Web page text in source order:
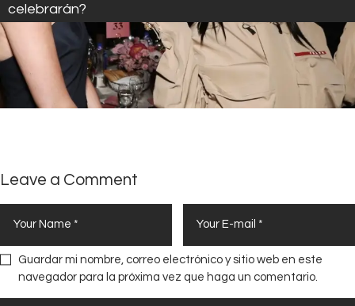
celebrarán?
Leave a Comment
Guardar mi nombre, correo electrónico y sitio web en este
navegador para la próxima vez que haga un comentario.